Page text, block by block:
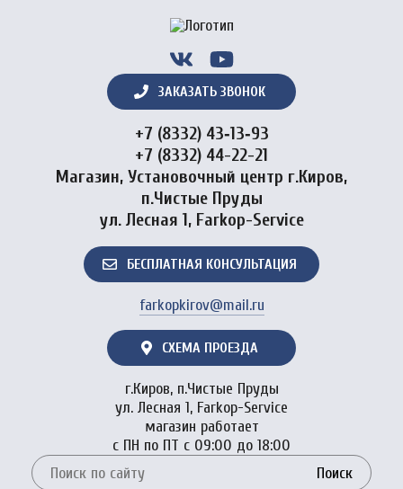
ЗАКАЗАТЬ ЗВОНОК
+7 (8332) 43‑13‑93
+7 (8332) 44-22-21
Магазин, Установочный центр г.Киров,
п.Чистые Пруды
ул. Лесная 1, Farkop-Service
БЕСПЛАТНАЯ КОНСУЛЬТАЦИЯ
farkopkirov@mail.ru
СХЕМА ПРОЕЗДА
г.Киров, п.Чистые Пруды
ул. Лесная 1, Farkop-Service
магазин работает
с ПН по ПТ с 09:00 до 18:00
Поиск